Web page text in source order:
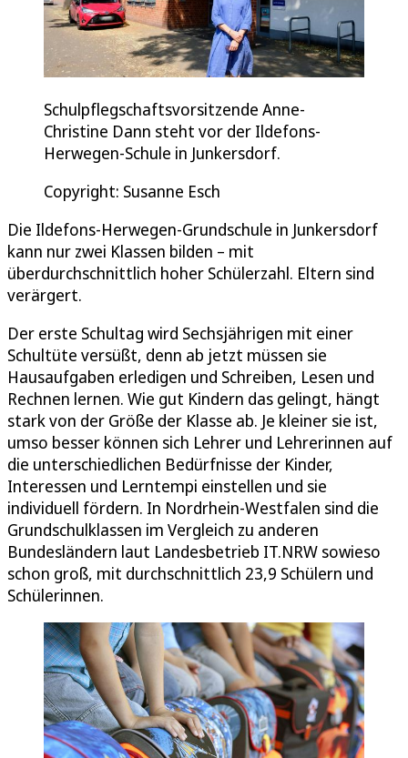
Schulpflegschaftsvorsitzende Anne-
Christine Dann steht vor der Ildefons-
Herwegen-Schule in Junkersdorf.
Copyright: Susanne Esch
Die Ildefons-Herwegen-Grundschule in Junkersdorf
kann nur zwei Klassen bilden – mit
überdurchschnittlich hoher Schülerzahl. Eltern sind
verärgert.
Der erste Schultag wird Sechsjährigen mit einer
Schultüte versüßt, denn ab jetzt müssen sie
Hausaufgaben erledigen und Schreiben, Lesen und
Rechnen lernen. Wie gut Kindern das gelingt, hängt
stark von der Größe der Klasse ab. Je kleiner sie ist,
umso besser können sich Lehrer und Lehrerinnen auf
die unterschiedlichen Bedürfnisse der Kinder,
Interessen und Lerntempi einstellen und sie
individuell fördern. In Nordrhein-Westfalen sind die
Grundschulklassen im Vergleich zu anderen
Bundesländern laut Landesbetrieb IT.NRW sowieso
schon groß, mit durchschnittlich 23,9 Schülern und
Schülerinnen.